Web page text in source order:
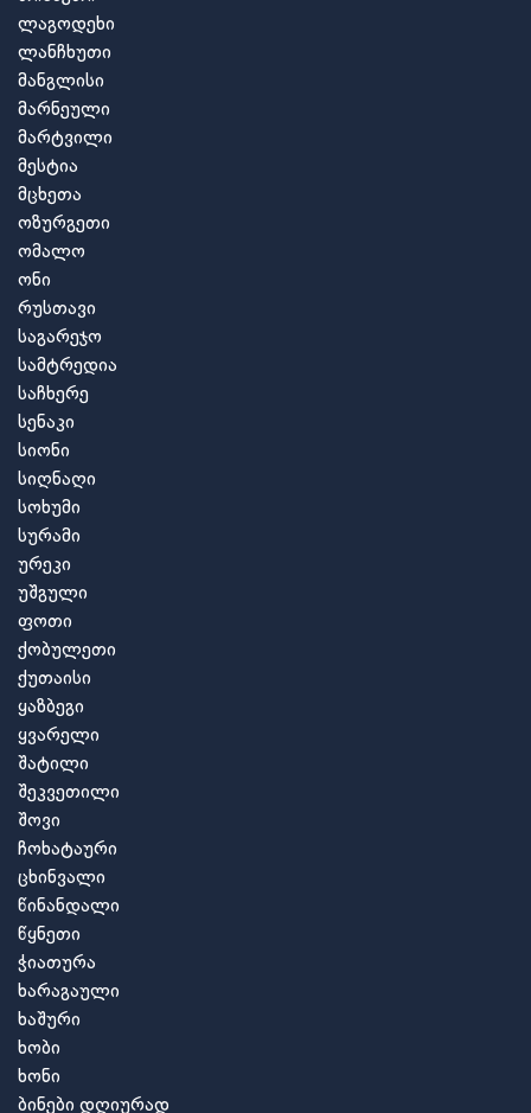
ლაგოდეხი
ლანჩხუთი
მანგლისი
მარნეული
მარტვილი
მესტია
მცხეთა
ოზურგეთი
ომალო
ონი
რუსთავი
საგარეჯო
სამტრედია
საჩხერე
სენაკი
სიონი
სიღნაღი
სოხუმი
სურამი
ურეკი
უშგული
ფოთი
ქობულეთი
ქუთაისი
ყაზბეგი
ყვარელი
შატილი
შეკვეთილი
შოვი
ჩოხატაური
ცხინვალი
წინანდალი
წყნეთი
ჭიათურა
ხარაგაული
ხაშური
ხობი
ხონი
ბინები დღიურად